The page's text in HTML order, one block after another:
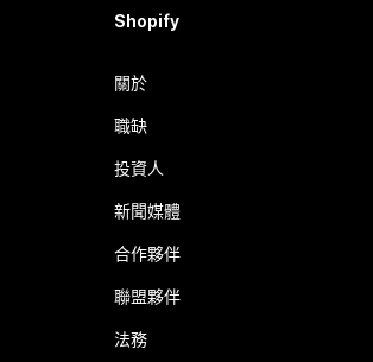
Shopify
關於
職缺
投資人
新聞媒體
合作夥伴
聯盟夥伴
法務